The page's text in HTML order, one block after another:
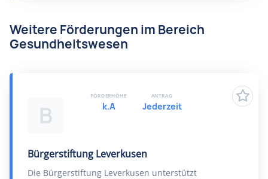
Weitere Förderungen im Bereich
Gesundheitswesen
B
Bürgerstiftung Leverkusen
Die Bürgerstiftung Leverkusen unterstützt
FÖRDERHÖHE
k.A
ANTRAG
Jederzeit